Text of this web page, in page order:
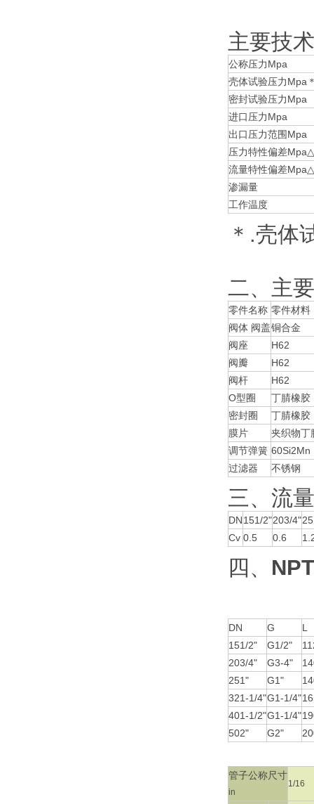
主要技
公称压力Mpa
壳体试验压力Mpa
密封试验压力Mpa
进口压力Mpa
出口压力范围Mpa
压力特性偏差
流量特性偏差
渗漏量
工作温度
＊.壳体
二、主
零件名称 零件材料
阀体 阀盖铜合金
阀座
H62
阀瓣
H62
阀杆
H62
O型圈
丁腈橡胶
密封圈
丁腈橡胶
膜片
夹织物丁
调节弹簧 60Si2Mn
过滤器
不锈钢
三、流
DN151/2"203/4"
Cv 0.5 0.6
四、 NPT
DN G
L
151/2"
G1/2"
203/4"
G3-4"
251"
G1"
321-1/4"G1-1/4"
401-1/2"G1-1/4"
502"
G2"
管子公称尺寸
in
1/16